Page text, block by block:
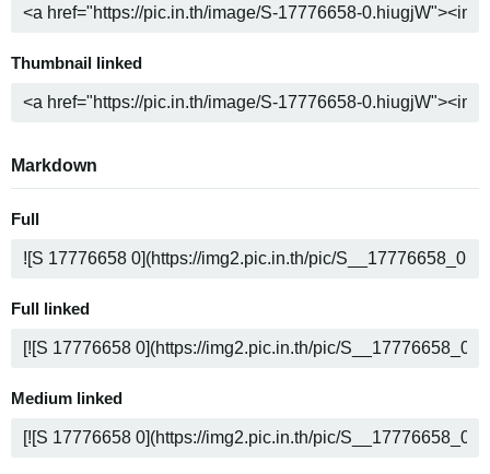
Thumbnail linked
Markdown
Full
Full linked
Medium linked